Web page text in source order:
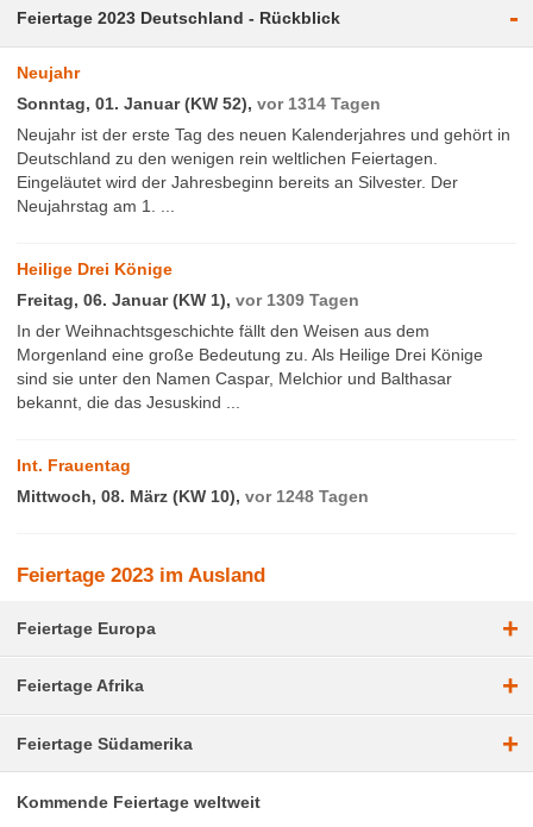
Feiertage 2023 Deutschland - Rückblick -
Neujahr
Sonntag, 01. Januar (KW 52),vor 1314 Tagen
Neujahr ist der erste Tag des neuen Kalenderjahres und gehört in
Deutschland zu den wenigen rein weltlichen Feiertagen.
Eingeläutet wird der Jahresbeginn bereits an Silvester. Der
Neujahrstag am 1. ...
Heilige Drei Könige
Freitag, 06. Januar (KW 1),vor 1309 Tagen
In der Weihnachtsgeschichte fällt den Weisen aus dem
Morgenland eine große Bedeutung zu. Als Heilige Drei Könige
sind sie unter den Namen Caspar, Melchior und Balthasar
bekannt, die das Jesuskind ...
Int. Frauentag
Mittwoch, 08. März (KW 10),vor 1248 Tagen
Feiertage 2023 im Ausland
Feiertage Europa +
Feiertage Afrika +
Feiertage Südamerika +
Kommende Feiertage weltweit